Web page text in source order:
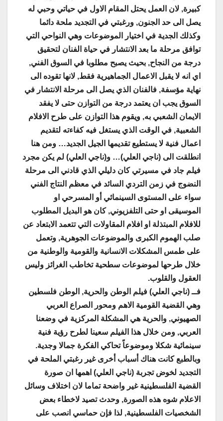
كبيرة, لان العمل يحتل المقام الاول في حياتي وحبي له
يصل الى حد الجنون, ورغبتي في التجديد ملحة دائما
وكذلك الجدية في اختيار الموضوعات وهي النواحي التي
توافق مرحلة ما بعد الانتشار في حياة الفنان لتحقيق
درجة من النجاح, بحيث يصبح مطلوبا في السوق الفني,
اي انه لا يقبل الاعمال الجماهيرية فقط, لانها تقوده الى
نهاية مؤسفة, فالفنان الذي يصل الى مرحلة الانتشار في
السوق يجب ان يعتمد درجة من التوازن حتى لا يفقد
الايمان الشعبي به, ويقوم هذا التوازن على طرح الافلام
الشعبية, في الوقت الذي يستغل فيه كفاءته لتقديم
اعمال فنية لا يستطيع تقديمها الجيل الجديد… ومن هنا
انطلقت الى (ناجي العلي)… و(ناجي العلي) لم يكن مجرد
فيلم جاد في مسيرتي كان دليلي الذي قادني الى مرحلة
النضوج في زمن التردي السائد في معظم النتاج الفني
سواء على المستوى السينمائي أو المسرحي او
الموسيقى او حتى التلفزيوني, كان هو البديل المطلوب
للافلام المبتذلة او افلام المقاولات التي تتعمد الابتعاد عن
صلب الهموم الكبرى والموضوعات الجوهرية, وتعمل
على طمس المشكلات الانسانية والقومية والوطنية من
خلال طرحها لموضوعات سطحية تخاطب الغرائز وليس
العقول والقلوب.
فــ (ناجي العلي) فيلم الوطن والحرية, الوطن فلسطين
وهي القضية القومية الاهم ومحور الصراع العربي
الصهيوني, والحرية هي المشكلة المركزية في وضعنا
العربي, ومن خلال هذا الفيلم سعينا لطرح رؤية فنية
سينمائية شكلا وموضوعاً تحاكي الفكرة جمالا وجدية.
وبالطبع كانت هناك أسباب أخرى غير رغبتي الملحة في
التجديد لخوض تجربة (ناجي العلي) اهمها ان صورة
القضية الفلسطينية غير واضحة تماما لان اختلاف وسائل
الاعلام شوه هذه الصورة, وحدث تصيد لاخطاء بعض
الشخصيات الفلسطينية, لذا فإن حماسي انصب على